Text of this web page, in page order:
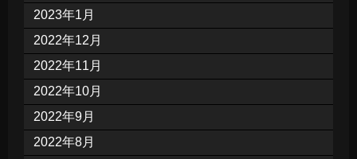
2023年1月
2022年12月
2022年11月
2022年10月
2022年9月
2022年8月